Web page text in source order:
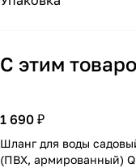
С этим
1 690 ₽
Шланг для воды
(ПВХ, армированный)